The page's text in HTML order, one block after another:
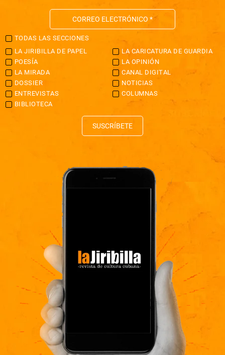
TODAS LAS SECCIONES
LA JIRIBILLA DE PAPEL
LA CARICATURA DE GUARDIA
POESÍA
LA OPINIÓN
LA MIRADA
CANAL DIGITAL
DOSSIER
NOTICIAS
ENTREVISTAS
COLUMNAS
BIBLIOTECA
SUSCRÍBETE